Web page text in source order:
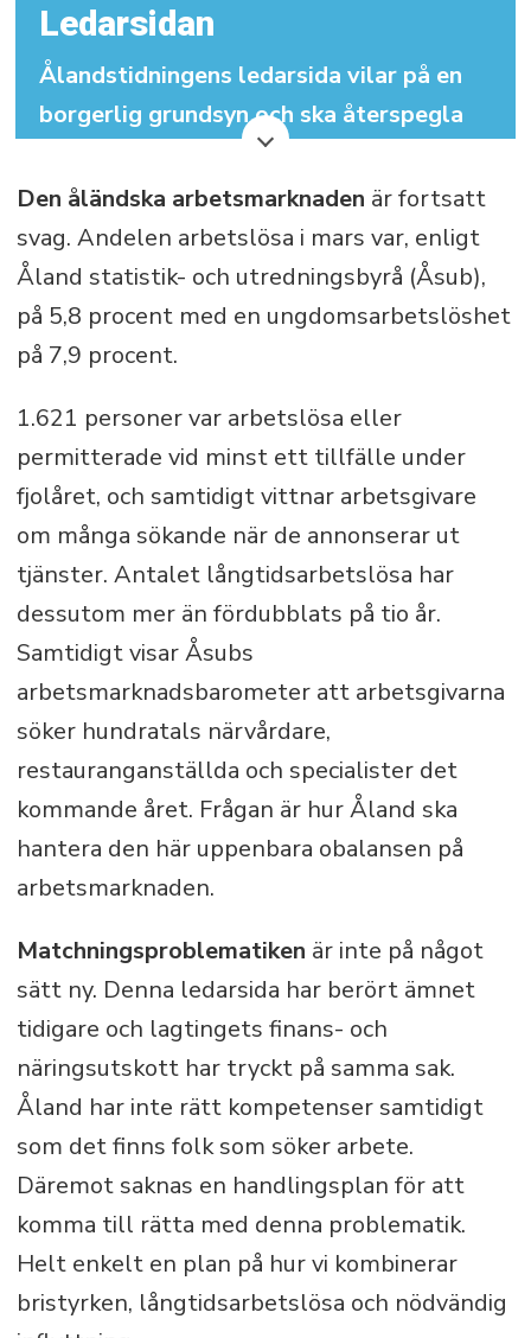
Ledarsidan
Ålandstidningens ledarsida vilar på en
borgerlig grundsyn och ska återspegla
det traditionellt demokratiska åländska
samhället. Ledarsidan ska verka för att
utveckla ålänningarnas
självbestämmande samt för bevarandet
av Åland som ett enspråkigt svenskt
örike.
Den åländska arbetsmarknaden är fortsatt
svag. Andelen arbetslösa i mars var, enligt
Åland statistik- och utredningsbyrå (Åsub),
på 5,8 procent med en ungdomsarbetslöshet
på 7,9 procent.
1.621 personer var arbetslösa eller
permitterade vid minst ett tillfälle under
fjolåret, och samtidigt vittnar arbetsgivare
om många sökande när de annonserar ut
tjänster. Antalet långtidsarbetslösa har
dessutom mer än fördubblats på tio år.
Samtidigt visar Åsubs
arbetsmarknadsbarometer att arbetsgivarna
söker hundratals närvårdare,
restauranganställda och specialister det
kommande året. Frågan är hur Åland ska
hantera den här uppenbara obalansen på
arbetsmarknaden.
Matchningsproblematiken är inte på något
sätt ny. Denna ledarsida har berört ämnet
tidigare och lagtingets finans- och
näringsutskott har tryckt på samma sak.
Åland har inte rätt kompetenser samtidigt
som det finns folk som söker arbete.
Däremot saknas en handlingsplan för att
komma till rätta med denna problematik.
Helt enkelt en plan på hur vi kombinerar
bristyrken, långtidsarbetslösa och nödvändig